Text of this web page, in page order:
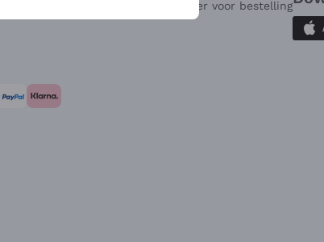
Herroepingsformulier voor bestelling